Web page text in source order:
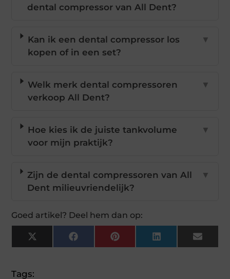
dental compressor van All Dent?
Kan ik een dental compressor los
kopen of in een set?
▼
Welk merk dental compressoren
verkoop All Dent?
▼
Hoe kies ik de juiste tankvolume
voor mijn praktijk?
▼
Zijn de dental compressoren van All
Dent milieuvriendelijk?
▼
Goed artikel? Deel hem dan op:
X
(Twitter)
FacebookPinterestLinkedInEmail
Tags: